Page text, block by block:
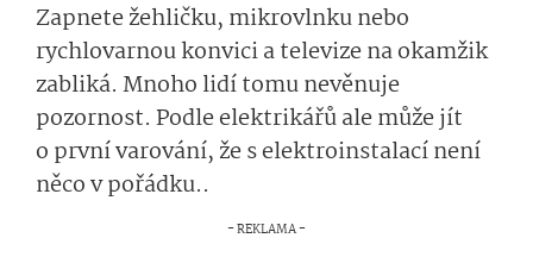
Zapnete žehličku, mikrovlnku nebo
rychlovarnou konvici a televize na okamžik
zabliká. Mnoho lidí tomu nevěnuje
pozornost. Podle elektrikářů ale může jít
o první varování, že s elektroinstalací není
něco v pořádku..